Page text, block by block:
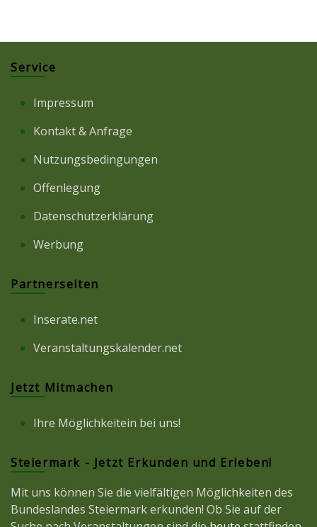
Service
Impressum
Kontakt & Anfrage
Nutzungsbedingungen
Offenlegung
Datenschutzerklärung
Werbung
Partnerseiten
Inserate.net
Veranstaltungskalender.net
Jetzt Mitmachen
Ihre Möglichkeitein bei uns!
Steiermark - Jetzt Erkunden und Erleben!
Mit uns können Sie die vielfältigen Möglichkeiten des
Bundeslandes Steiermark erkunden! Ob Sie auf der